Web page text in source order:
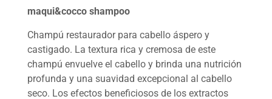
maqui&cocco shampoo
Champú restaurador para cabello áspero y
castigado. La textura rica y cremosa de este
champú envuelve el cabello y brinda una nutrición
profunda y una suavidad excepcional al cabello
seco. Los efectos beneficiosos de los extractos